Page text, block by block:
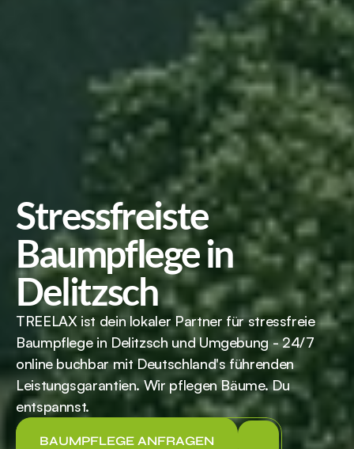
Stressfreiste
Baumpflege in
Delitzsch
TREELAX ist dein lokaler Partner für stressfreie
Baumpflege in Delitzsch und Umgebung - 24/7
online buchbar mit Deutschland's führenden
Leistungsgarantien. Wir pflegen Bäume. Du
entspannst.
BAUMPFLEGE ANFRAGEN